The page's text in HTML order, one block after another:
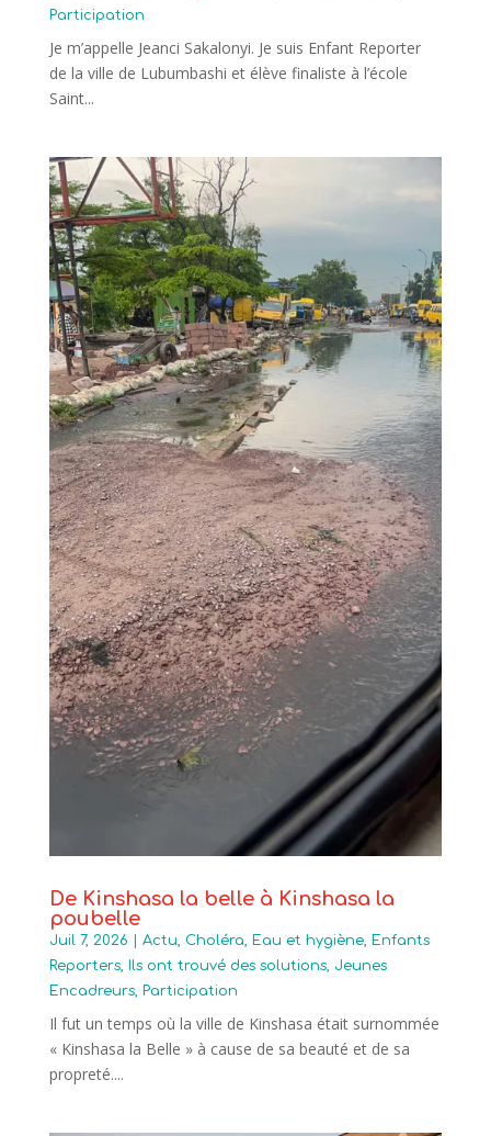
Participation
Je m’appelle Jeanci Sakalonyi. Je suis Enfant Reporter
de la ville de Lubumbashi et élève finaliste à l’école
Saint...
De Kinshasa la belle à Kinshasa la
poubelle
Juil 7, 2026 Actu, Choléra, Eau et hygiène, Enfants
Reporters, Ils ont trouvé des solutions, Jeunes
Encadreurs, Participation
Il fut un temps où la ville de Kinshasa était surnommée
« Kinshasa la Belle » à cause de sa beauté et de sa
propreté....